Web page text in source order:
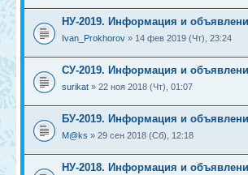
НУ-2019. Информация и
Ivan_Prokhorov » 14 фев 2019 (Чт), 23:24
СУ-2019. Информация и
surikat » 22 ноя 2018 (Чт), 01:07
БУ-2019. Информация и
M@ks » 29 сен 2018 (Сб), 12:18
НУ-2018. Информация и